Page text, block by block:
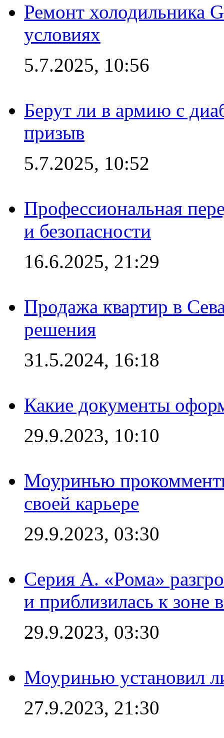
Ремонт холодильника
условиях
5.7.2025, 10:56
Берут ли в армию с
призыв
5.7.2025, 10:52
Профессиональная
и безопасности
16.6.2025, 21:29
Продажа квартир в
решения
31.5.2024, 16:18
Какие документы
29.9.2023, 10:10
Моуринью
своей карьере
29.9.2023, 03:30
Серия А. «Рома»
и приблизилась к зоне
29.9.2023, 03:30
Моуринью установил
27.9.2023, 21:30